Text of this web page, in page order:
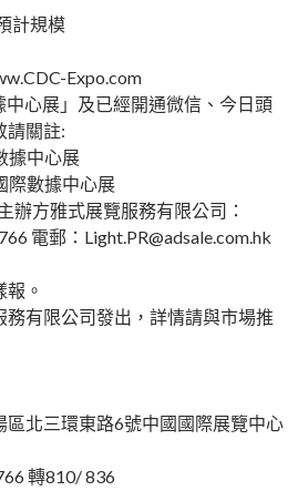
計規模
Expo.com
中心展」及已經開通微信、今日頭
請關註:
據中心展
際數據中心展
辦方雅式展覽服務有限公司：
電郵：Light.PR@adsale.com.hk
。
務有限公司發出，詳情請與市場推
區北三環東路6號中國國際展覽中心
轉810/ 836